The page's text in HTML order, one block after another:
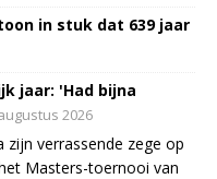
in stuk dat 639 jaar
jaar: 'Had bijna
2026
zijn verrassende zege op
Masters-toernooi van